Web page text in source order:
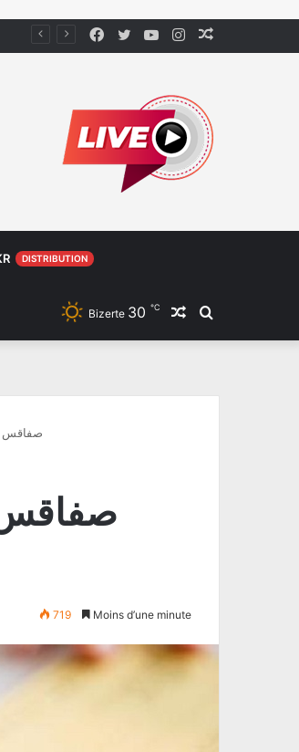
Instagram
YouTube
Twitter
Facebook
DISTRIBUTION
Rechercher
Article
Bizerte 30 ℃
صفاقس :
صفاقس
719 Moins d’une minute